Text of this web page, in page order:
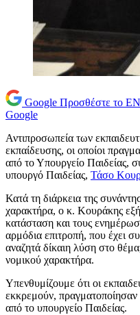
Google Προσθέστε το
Google
Αντιπροσωπεία των
εκπαίδευσης, οι οποίοι
από το Υπουργείο Παιδείας,
υπουργό Παιδείας, Τάσο
Κατά τη διάρκεια της
χαρακτήρα, ο κ. Κουράκης
κατάσταση και τους
αρμόδια επιτροπή, που έχει
αναζητά δίκαιη λύση στο
νομικού χαρακτήρα.
Υπενθυμίζουμε ότι οι
εκκρεμούν,
από το υπουργείο Παιδείας.